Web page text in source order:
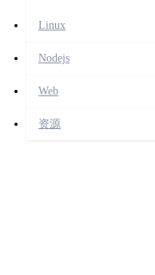
Linux
Nodejs
Web
资源